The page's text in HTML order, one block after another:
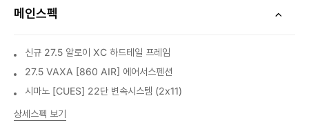
메인스펙
신규 27.5 알로이 XC 하드테일 프레임
27.5 VAXA [860 AIR] 에어서스펜션
시마노 [CUES] 22단 변속시스템 (2x11)
상세스펙 보기